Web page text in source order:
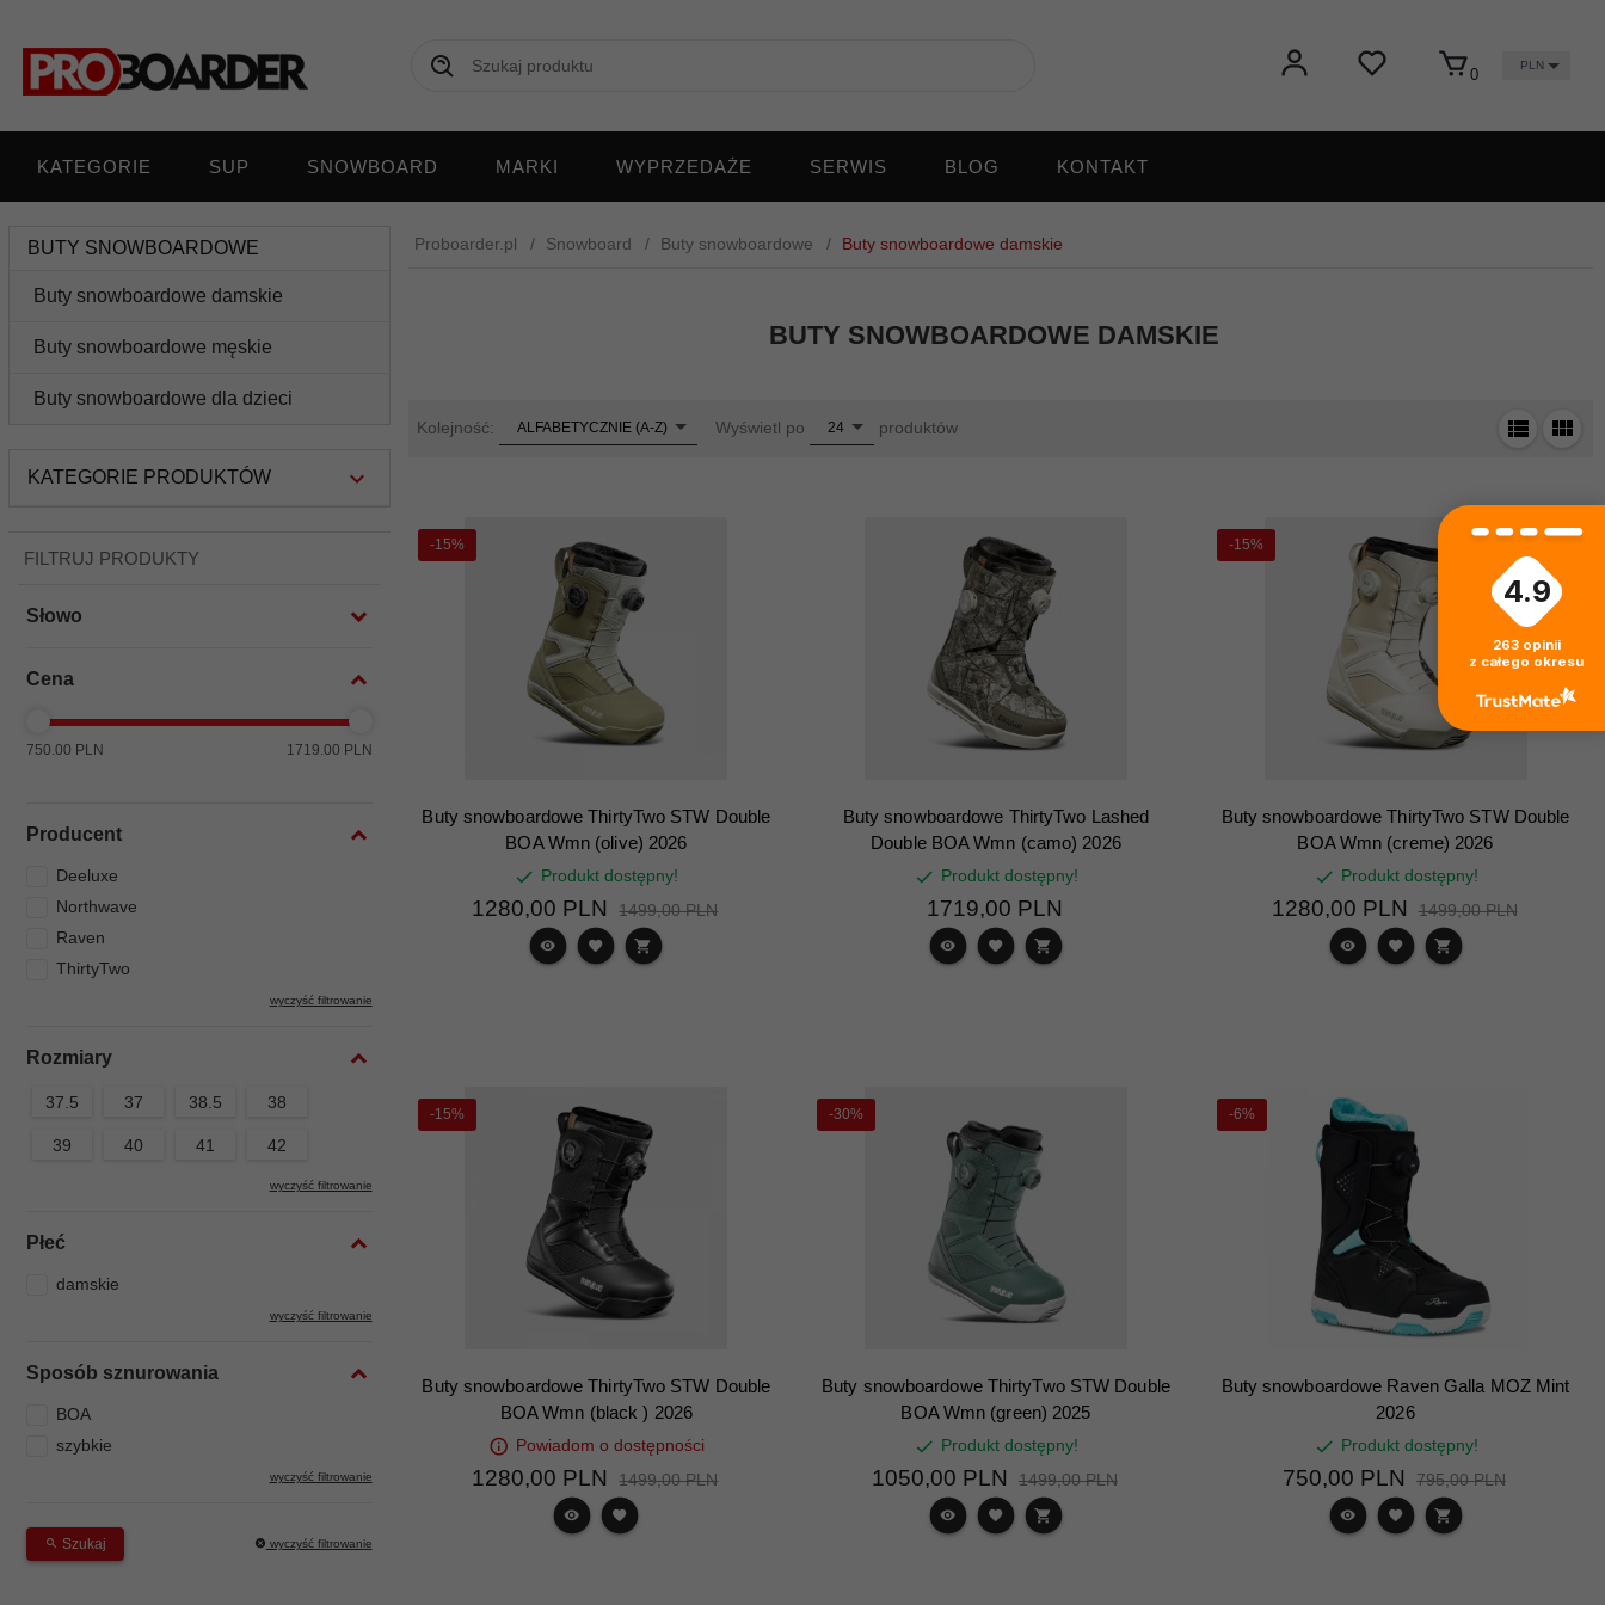
0 PLN
KATEGORIE SUP SNOWBOARD MARKI WYPRZEDAŻE SERWIS BLOG KONTAKT
BUTY SNOWBOARDOWE
Buty snowboardowe damskie
Buty snowboardowe męskie
Buty snowboardowe dla dzieci
KATEGORIE PRODUKTÓW
FILTRUJ PRODUKTY
Słowo
Cena
750.00 PLN 1719.00 PLN
Producent
Deeluxe
Northwave
Raven
ThirtyTwo
wyczyść filtrowanie
Rozmiary
37.5 37 38.5 38
39 40 41 42
wyczyść filtrowanie
Płeć
damskie
wyczyść filtrowanie
Sposób sznurowania
BOA
szybkie
wyczyść filtrowanie
Szukaj wyczyść filtrowanie
Proboarder.pl Snowboard Buty snowboardowe Buty snowboardowe damskie
BUTY SNOWBOARDOWE DAMSKIE
Kolejność: sortALFABETYCZNIE (A-Z) Wyświetl po pop24 produktów
-15%
Buty snowboardowe ThirtyTwo STW Double
BOA Wmn (olive) 2026
Produkt dostępny!
1280,00 PLN 1499,00 PLN
Buty snowboardowe ThirtyTwo Lashed
Double BOA Wmn (camo) 2026
Produkt dostępny!
1719,00 PLN
-15%
Buty snowboardowe ThirtyTwo STW Double
BOA Wmn (creme) 2026
Produkt dostępny!
1280,00 PLN 1499,00 PLN
-15%
Buty snowboardowe ThirtyTwo STW Double
BOA Wmn (black ) 2026
Powiadom o dostępności
1280,00 PLN 1499,00 PLN
-30%
Buty snowboardowe ThirtyTwo STW Double
BOA Wmn (green) 2025
Produkt dostępny!
1050,00 PLN 1499,00 PLN
-6%
Buty snowboardowe Raven Galla MOZ Mint
2026
Produkt dostępny!
750,00 PLN 795,00 PLN
4.9
263 opinii
z całego okresu